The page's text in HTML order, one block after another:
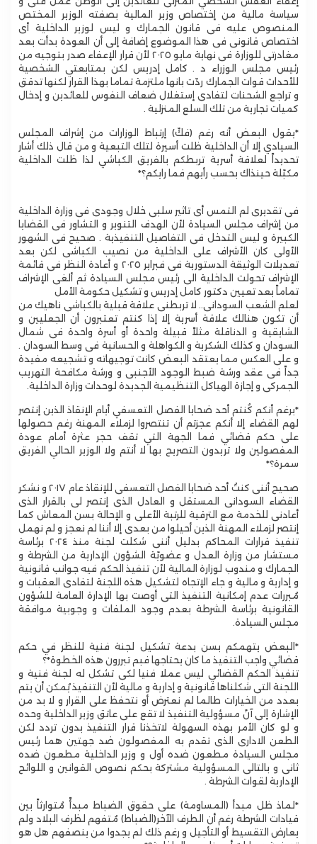
سياسة مالية من إختصاص وزير المالية بصفته الوزير المختص
المنصوص عليه فى قانون الجمارك و ليس لوزير الداخلية أى
اختصاص قانونى فى هذا الموضوع إضافة إلى أن العودة بدأت بعد
مغادرتى للوزارة فى نهاية مايو ٢٠٢٥ لأن قرار الإعفاء صدر بتوجيه من
رئيس مجلس الوزراء د . كامل إدريس لكن بمتابعتي الشخصية
للأحداث قوات الجمارك ردّت بانها ملتزمة تماما بهذا القرار لكنها تدقق
و تراجع الشحنات لتفادى إستغلال ضعاف النفوس للعائدين و إدخال
كميات تجارية من تلك السلع المنزلية .
‎*يقول البعض أنه رغم (فكّ) إرتباط الوزارات من إشراف المجلس
السيادي إلا أن الداخلية ظلت أسيرة لتلك التبعية و من قال ذلك أشار
تحديداً لعلاقة أسرية تربطكم بالفريق الكباشي لذا ظلت الداخلية
مكبّلة حينذاك بحسب رأيهم فما رايكم؟*
فى تقديرى لم التمس أى تاثير سلبى خلال وجودى فى وزارة الداخلية
من إشراف مجلس السيادة لأن الهدف التنوير و التشاور فى القضايا
الكبيرة و ليس التدخل فى التفاصيل التنفيذية . صحيح فى الشهور
الأولى كان الأشراف على الداخلية من نصيب الكباشى لكن بعد
تعديلات الوثيقة الدستورية فى فبراير ٢٠٢٥ و أعادة النظر فى قائمة
الإشراف تحولت الداخلية الى رئيس مجلس السيادة ثم ألغى الإشراف
تماماً بعد تعيين دكتور كامل إدريس و تشكيل حكومة الأمل
لعلم الشعب السودانى.. لا تربطنى علاقة قبلية بالكباشى ناهيك من
أن تكون هنالك علاقة أسرية إلا إذا كنتم تعتبرون أن الجعليين و
الشايقية و الدناقلة مثلاً قبيلة واحدة أو أسرة واحدة فى شمال
السودان و كذلك الشكرية و الكواهلة و الحسانية فى وسط السودان .
و على العكس مما يعتقد البعض كانت توجيهاته و تشجيعه مفيدة
جداً فى عقد ورشة ضبط الوجود الأجنبى و ورشة مكافحة التهريب
الجمركى و إجازة الهياكل التنظيمية الجديدة لوحدات وزارة الداخلية.
‎*برغم أنكم كُنتم أحد ضحايا الفصل التعسفي أيام الإنقاذ الذين إنتصر
لهم القضاء إلا أنكم عجزتم أن تنتصروا لزملاء المهنة رغم حصولها
على حكم قضائي فما الجهة التي تقف حجر عثرة أمام عودة
المفصولين ولا تريدون التصريح بها لا أنتم ولا الوزير الحالي الفريق
سمرة؟*
صحيح أننى كنتُ أحد ضحايا الفصل التعسفى للإنقاذ عام ٢٠١٧ و نشكر
القضاء السودانى المستقل و العادل الذى إنتصر لى بالقرار الذى
أعادنى للخدمة مع الترقية للرتبة الأعلى و الإحالة بسن المعاش كما
إنتصر لزملاء المهنة الذين أحيلوا من بعدى إلا أننا لم نعجز و لم نهمل
تنفيذ قرارات المحاكم بدليل أننى شكلت لجنة منذ ٢٠٢٤ برئاسة
مستشار من وزارة العدل و عضويّة الشؤون الإدارية من الشرطة و
الجمارك و مندوب لوزارة المالية لأن تنفيذ الحكم فيه جوانب قانونية
و إدارية و مالية و جاء الإتجاه لتشكيل هذه اللجنة لتفادى العقبات و
مُبررات عدم إمكانية التنفيذ التى أوصت بها الإدارة العامة للشؤون
القانونية برئاسة الشرطة بعدم وجود الملفات و وجوبية موافقة
مجلس السيادة.
‎*البعض يتهمكم بسن بدعة تشكيل لجنة فنية للنظر في حكم
قضائي واجب التنفيذ ما كان يحتاجها فبم تبررون هذه الخطوة*؟
تنفيذ الحكم القضائي ليس عملا فنيا لكى تشكل له لجنة فنية و
اللجنة التى شكلناها قانونية و إدارية و مالية لأن التنفيذ يُمكن أن يتم
بعدد من الخيارات طالما لم نعترض أو نتحفظ على القرار و لا بد من
الإشارة إلى آنّ مسؤولية التنفيذ لا تقع على عاتق وزير الداخلية وحده
و لو كان الأمر بهذه السهولة لاتخذنا قرار التنفيذ بدون تردد لكن
الطعن الادارى الذى تقدم به المفصولون ضد جهتين هما رئيس
مجلس السيادة مطعون ضده أول و وزير الداخلية مطعون ضده
ثانى و بالتالى المسؤولية مشتركة بحكم نصوص القوانين و اللوائح
الإدارية لقوات الشرطة .
‎*لماذ ظل مبدأ (المساومة) على حقوق الضباط مبدأً مُتوارثاً بين
قيادات الشرطة رغم أن الطرف الآخر(الضباط) مُتفهم لظرف البلاد ولم
يعارض التقسيط أو التأجيل و رغم ذلك لم يجدوا من ينصفهم هل هو